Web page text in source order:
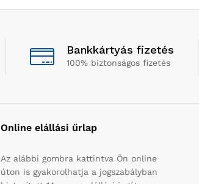
Bankkártyás fizetés
100% biztonságos fizetés
Online elállási űrlap
Az alábbi gombra kattintva Ön online
úton is gyakorolhatja a jogszabályban